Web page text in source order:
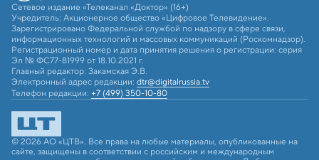
Сетевое издание «Телеканал «Доктор» (16+)
Учредитель: Акционерное общество «Цифровое Телевидение».
Зарегистрировано Федеральной службой по надзору в сфере связи,
информационных технологий и массовых коммуникаций (Роскомнадзор).
Регистрационный номер и дата принятия решения о регистрации: серия
Эл № ФС77-81999 от 18.10.2021 г.
Главный редактор: Закамская Э.В.
Электронный адрес редакции: dtr@digitalrussia.tv
Телефон редакции: +7 (499) 350-10-80
© 2026 АО «ЦТВ». Все права на любые материалы, опубликованные на
сайте, защищены в соответствии с российским и международным